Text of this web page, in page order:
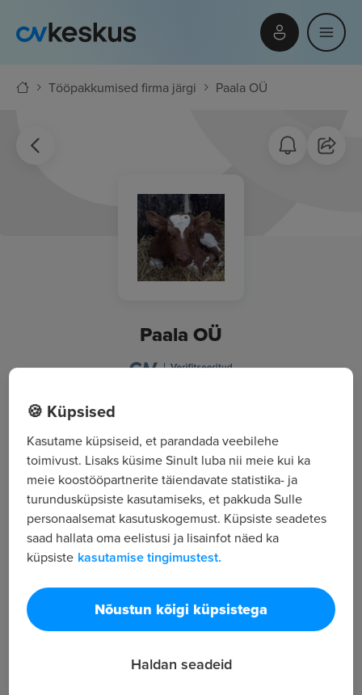
Tööpakkumised firma järgi Paala OÜ
Paala OÜ
Põllumajandus, metsandus ja kalandus
Kõik tööpakkumised
Tööpakkuja tutvustus
24
Vaatamised
🍪 Küpsised
Kasutame küpsiseid, et parandada veebilehe
toimivust. Lisaks küsime Sinult luba nii meie kui ka
meie koostööpartnerite täiendavate statistika- ja
turundusküpsiste kasutamiseks, et pakkuda Sulle
personaalsemat kasutuskogemust. Küpsiste seadetes
saad hallata oma eelistusi ja lisainfot näed ka
küpsiste kasutamise tingimustest.
Nõustun kõigi küpsistega
Haldan seadeid